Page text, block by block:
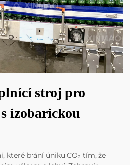
stroj pro
izobarickou
které brání úniku CO₂ tím, že